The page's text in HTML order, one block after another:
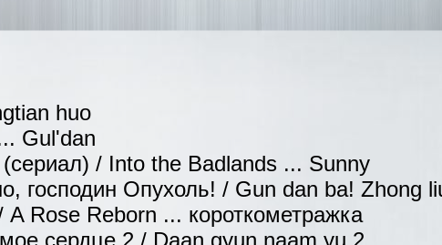
huo
Gul'dan
/ Into the Badlands ... Sunny
господин Опухоль! / Gun dan ba! Zhong
Rose Reborn ... короткометражка
сердце 2 / Daan gyun naam yu 2